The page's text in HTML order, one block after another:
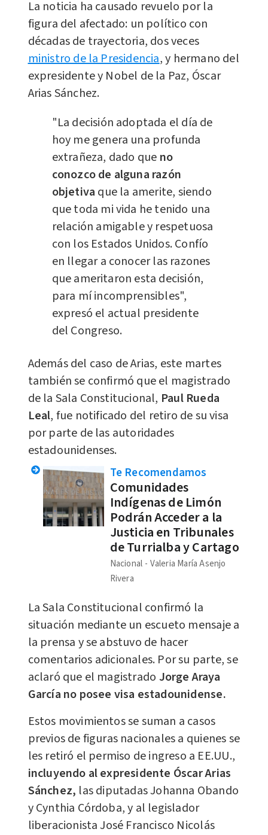
La noticia ha causado revuelo por la
figura del afectado: un político con
décadas de trayectoria, dos veces
ministro de la Presidencia, y hermano del
expresidente y Nobel de la Paz, Óscar
Arias Sánchez.
"La decisión adoptada el día de
hoy me genera una profunda
extrañeza, dado que no
conozco de alguna razón
objetiva que la amerite, siendo
que toda mi vida he tenido una
relación amigable y respetuosa
con los Estados Unidos. Confío
en llegar a conocer las razones
que ameritaron esta decisión,
para mí incomprensibles",
expresó el actual presidente
del Congreso.
Además del caso de Arias, este martes
también se confirmó que el magistrado
de la Sala Constitucional, Paul Rueda
Leal, fue notificado del retiro de su visa
por parte de las autoridades
estadounidenses.
Te Recomendamos
Comunidades
Indígenas de Limón
Podrán Acceder a la
Justicia en Tribunales
de Turrialba y Cartago
Nacional
Valeria María Asenjo
Rivera
La Sala Constitucional confirmó la
situación mediante un escueto mensaje a
la prensa y se abstuvo de hacer
comentarios adicionales. Por su parte, se
aclaró que el magistrado Jorge Araya
García no posee visa estadounidense.
Estos movimientos se suman a casos
previos de figuras nacionales a quienes se
les retiró el permiso de ingreso a EE.UU.,
incluyendo al expresidente Óscar Arias
Sánchez, las diputadas Johanna Obando
y Cynthia Córdoba, y al legislador
liberacionista José Francisco Nicolás